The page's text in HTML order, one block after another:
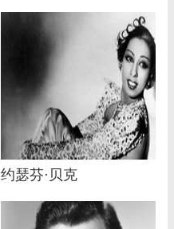
约瑟芬·贝克